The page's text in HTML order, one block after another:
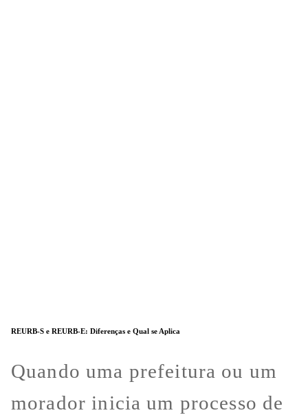
REURB-S e REURB-E: Diferenças e Qual se Aplica
Quando uma prefeitura ou um
morador inicia um processo de